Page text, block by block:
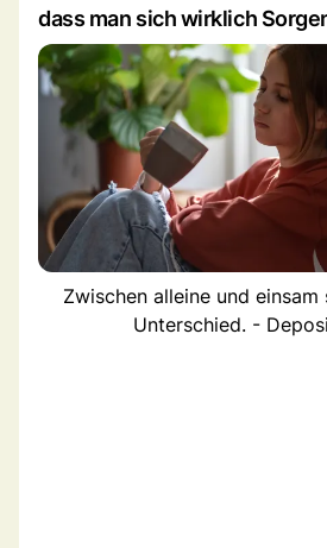
dass man sich wirklich
Zwischen alleine und
Unterschied. -